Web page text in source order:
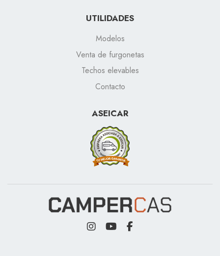
UTILIDADES
Modelos
Venta de furgonetas
Techos elevables
Contacto
ASEICAR